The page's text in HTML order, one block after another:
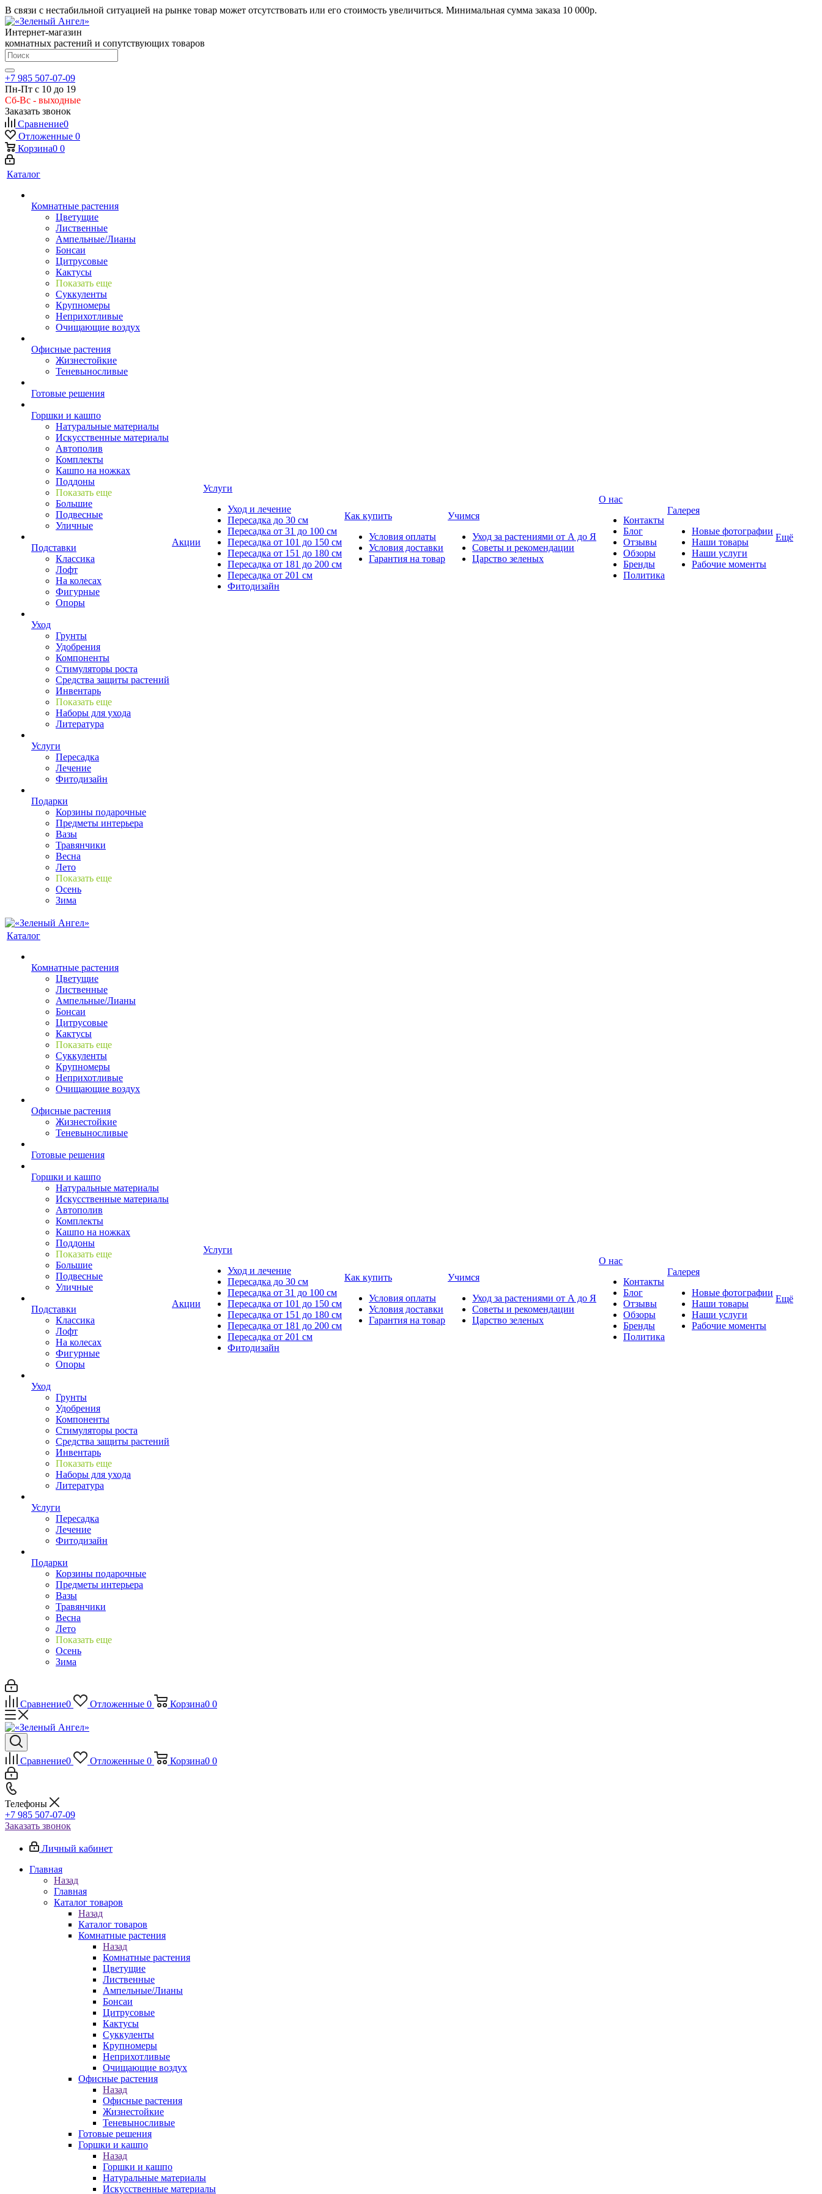
В связи с нестабильной ситуацией на рынке товар может отсутствовать или его стоимость увеличиться. Минимальная сумма заказа 10 000р.
Интернет-магазин
комнатных растений и сопутствующих товаров
+7 985 507-07-09
Пн-Пт с 10 до 19
Сб-Вс - выходные
Заказать звонок
Сравнение0
Отложенные 0
Корзина0 0
Каталог
Комнатные растения
Цветущие
Лиственные
Ампельные/Лианы
Бонсаи
Цитрусовые
Кактусы
Показать еще
Суккуленты
Крупномеры
Неприхотливые
Очищающие воздух
Офисные растения
Жизнестойкие
Теневыносливые
Готовые решения
Горшки и кашпо
Натуральные материалы
Искусственные материалы
Автополив
Комплекты
Кашпо на ножках
Поддоны
Показать еще
Большие
Подвесные
Уличные
Подставки
Классика
Лофт
На колесах
Фигурные
Опоры
Уход
Грунты
Удобрения
Компоненты
Стимуляторы роста
Средства защиты растений
Инвентарь
Показать еще
Наборы для ухода
Литература
Услуги
Пересадка
Лечение
Фитодизайн
Подарки
Корзины подарочные
Предметы интерьера
Вазы
Травянчики
Весна
Лето
Показать еще
Осень
Зима
Акции
Услуги
Уход и лечение
Пересадка до 30 см
Пересадка от 31 до 100 см
Пересадка от 101 до 150 см
Пересадка от 151 до 180 см
Пересадка от 181 до 200 см
Пересадка от 201 см
Фитодизайн
Как купить
Условия оплаты
Условия доставки
Гарантия на товар
Учимся
Уход за растениями от А до Я
Советы и рекомендации
Царство зеленых
О нас
Контакты
Блог
Отзывы
Обзоры
Бренды
Политика
Галерея
Новые фотографии
Наши товары
Наши услуги
Рабочие моменты
Ещё
Каталог
Комнатные растения
Цветущие
Лиственные
Ампельные/Лианы
Бонсаи
Цитрусовые
Кактусы
Показать еще
Суккуленты
Крупномеры
Неприхотливые
Очищающие воздух
Офисные растения
Жизнестойкие
Теневыносливые
Готовые решения
Горшки и кашпо
Натуральные материалы
Искусственные материалы
Автополив
Комплекты
Кашпо на ножках
Поддоны
Показать еще
Большие
Подвесные
Уличные
Подставки
Классика
Лофт
На колесах
Фигурные
Опоры
Уход
Грунты
Удобрения
Компоненты
Стимуляторы роста
Средства защиты растений
Инвентарь
Показать еще
Наборы для ухода
Литература
Услуги
Пересадка
Лечение
Фитодизайн
Подарки
Корзины подарочные
Предметы интерьера
Вазы
Травянчики
Весна
Лето
Показать еще
Осень
Зима
Акции
Услуги
Уход и лечение
Пересадка до 30 см
Пересадка от 31 до 100 см
Пересадка от 101 до 150 см
Пересадка от 151 до 180 см
Пересадка от 181 до 200 см
Пересадка от 201 см
Фитодизайн
Как купить
Условия оплаты
Условия доставки
Гарантия на товар
Учимся
Уход за растениями от А до Я
Советы и рекомендации
Царство зеленых
О нас
Контакты
Блог
Отзывы
Обзоры
Бренды
Политика
Галерея
Новые фотографии
Наши товары
Наши услуги
Рабочие моменты
Ещё
Сравнение0 Отложенные 0 Корзина0 0
Сравнение0 Отложенные 0 Корзина0 0
Телефоны
+7 985 507-07-09
Заказать звонок
Личный кабинет
Главная
Назад
Главная
Каталог товаров
Назад
Каталог товаров
Комнатные растения
Назад
Комнатные растения
Цветущие
Лиственные
Ампельные/Лианы
Бонсаи
Цитрусовые
Кактусы
Суккуленты
Крупномеры
Неприхотливые
Очищающие воздух
Офисные растения
Назад
Офисные растения
Жизнестойкие
Теневыносливые
Готовые решения
Горшки и кашпо
Назад
Горшки и кашпо
Натуральные материалы
Искусственные материалы